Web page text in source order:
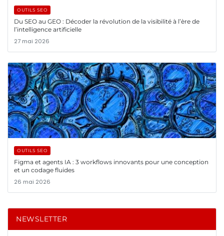
OUTILS SEO
Du SEO au GEO : Décoder la révolution de la visibilité à l’ère de
l’intelligence artificielle
27 mai 2026
OUTILS SEO
Figma et agents IA : 3 workflows innovants pour une conception
et un codage fluides
26 mai 2026
NEWSLETTER